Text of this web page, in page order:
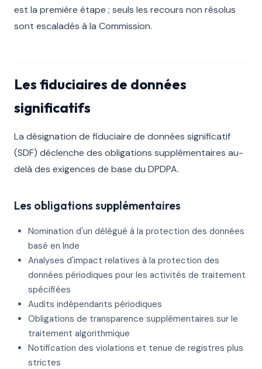
est la première étape ; seuls les recours non résolus
sont escaladés à la Commission.
Les fiduciaires de données
significatifs
La désignation de fiduciaire de données significatif
(SDF) déclenche des obligations supplémentaires au-
delà des exigences de base du DPDPA.
Les obligations supplémentaires
Nomination d'un délégué à la protection des données
basé en Inde
Analyses d'impact relatives à la protection des
données périodiques pour les activités de traitement
spécifiées
Audits indépendants périodiques
Obligations de transparence supplémentaires sur le
traitement algorithmique
Notification des violations et tenue de registres plus
strictes